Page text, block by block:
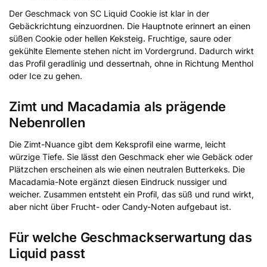
Der Geschmack von SC Liquid Cookie ist klar in der
Gebäckrichtung einzuordnen. Die Hauptnote erinnert an einen
süßen Cookie oder hellen Keksteig. Fruchtige, saure oder
gekühlte Elemente stehen nicht im Vordergrund. Dadurch wirkt
das Profil geradlinig und dessertnah, ohne in Richtung Menthol
oder Ice zu gehen.
Zimt und Macadamia als prägende
Nebenrollen
Die Zimt-Nuance gibt dem Keksprofil eine warme, leicht
würzige Tiefe. Sie lässt den Geschmack eher wie Gebäck oder
Plätzchen erscheinen als wie einen neutralen Butterkeks. Die
Macadamia-Note ergänzt diesen Eindruck nussiger und
weicher. Zusammen entsteht ein Profil, das süß und rund wirkt,
aber nicht über Frucht- oder Candy-Noten aufgebaut ist.
Für welche Geschmackserwartung das
Liquid passt